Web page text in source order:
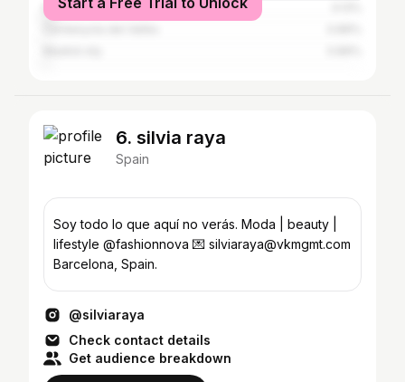
Mataró
6. silvia raya
Spain
Soy todo lo que aquí no verás. Moda | beauty |
lifestyle @fashionnova 💌 silviaraya@vkmgmt.com
Barcelona, Spain.
@silviaraya
Check contact details
Get audience breakdown